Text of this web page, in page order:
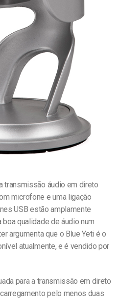
transmissão áudio em direto
microfone e uma ligação
USB estão amplamente
qualidade de áudio num
argumenta que o Blue Yeti é o
atualmente, e é vendido por
para a transmissão em direto
pelo menos duas